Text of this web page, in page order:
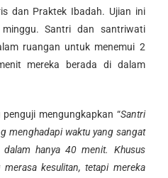
dan Praktek Ibadah. Ujian ini
Santri dan santriwati
ruangan untuk menemui 2
mereka berada di dalam
mengungkapkan “Santri
menghadapi waktu yang sangat
hanya 40 menit. Khusus
kesulitan, tetapi mereka